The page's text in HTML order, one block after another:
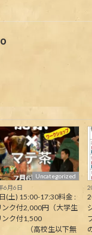
Uncategorized
6月6日
(土) 15:00-17:30料金 :
ンク付2,000円（大学生
ンク付1,500
（高校生以下無